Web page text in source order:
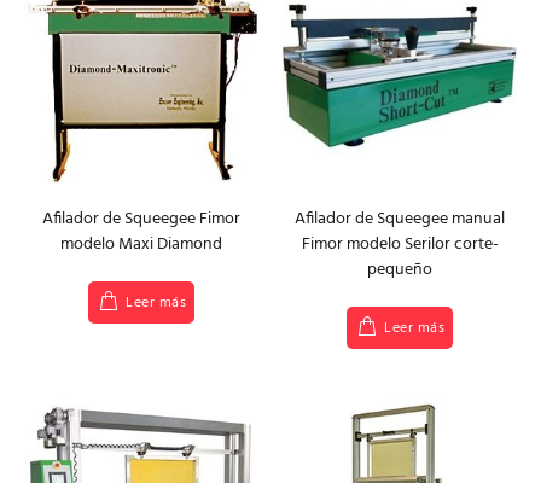
Afilador de Squeegee Fimor
modelo Maxi Diamond
Leer más
Afilador de Squeegee manual
Fimor modelo Serilor corte-
pequeño
Leer más